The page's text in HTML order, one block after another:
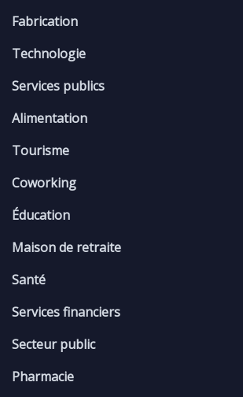
Fabrication
Technologie
Services publics
Alimentation
Tourisme
Coworking
Éducation
Maison de retraite
Santé
Services financiers
Secteur public
Pharmacie